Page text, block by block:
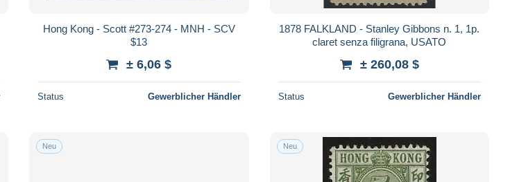
Hong Kong - Scott #273-274 - MNH - SCV
$13
± 6,06 $
Status Gewerblicher Händler
1878 FALKLAND - Stanley Gibbons n. 1, 1p.
claret senza filigrana, USATO
± 260,08 $
Status Gewerblicher Händler
Neu Neu